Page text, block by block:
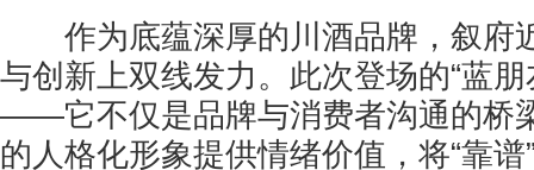
作为底蕴深厚的川酒品牌，叙府
与创新上双线发力。此次登场的“蓝
——它不仅是品牌与消费者沟通的桥
的人格化形象提供情绪价值，将“靠